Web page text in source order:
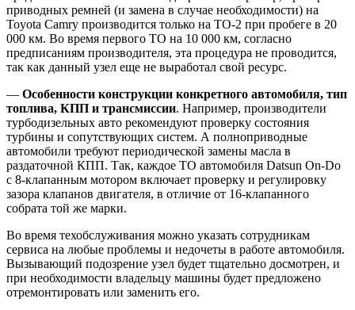
приводных ремней (и замена в случае необходимости) на
Toyota Camry производится только на ТО-2 при пробеге в 20
000 км. Во время первого ТО на 10 000 км, согласно
предписаниям производителя, эта процедура не проводится,
так как данный узел еще не выработал свой ресурс.
— Особенности конструкции конкретного автомобиля, тип
топлива, КПП и трансмиссии. Например, производители
турбодизельных авто рекомендуют проверку состояния
турбины и сопутствующих систем. А полноприводные
автомобили требуют периодической замены масла в
раздаточной КПП. Так, каждое ТО автомобиля Datsun On-Do
с 8-клапанным мотором включает проверку и регулировку
зазора клапанов двигателя, в отличие от 16-клапанного
собрата той же марки.
Во время техобслуживания можно указать сотрудникам
сервиса на любые проблемы и недочеты в работе автомобиля.
Вызывающий подозрение узел будет тщательно досмотрен, и
при необходимости владельцу машины будет предложено
отремонтировать или заменить его.